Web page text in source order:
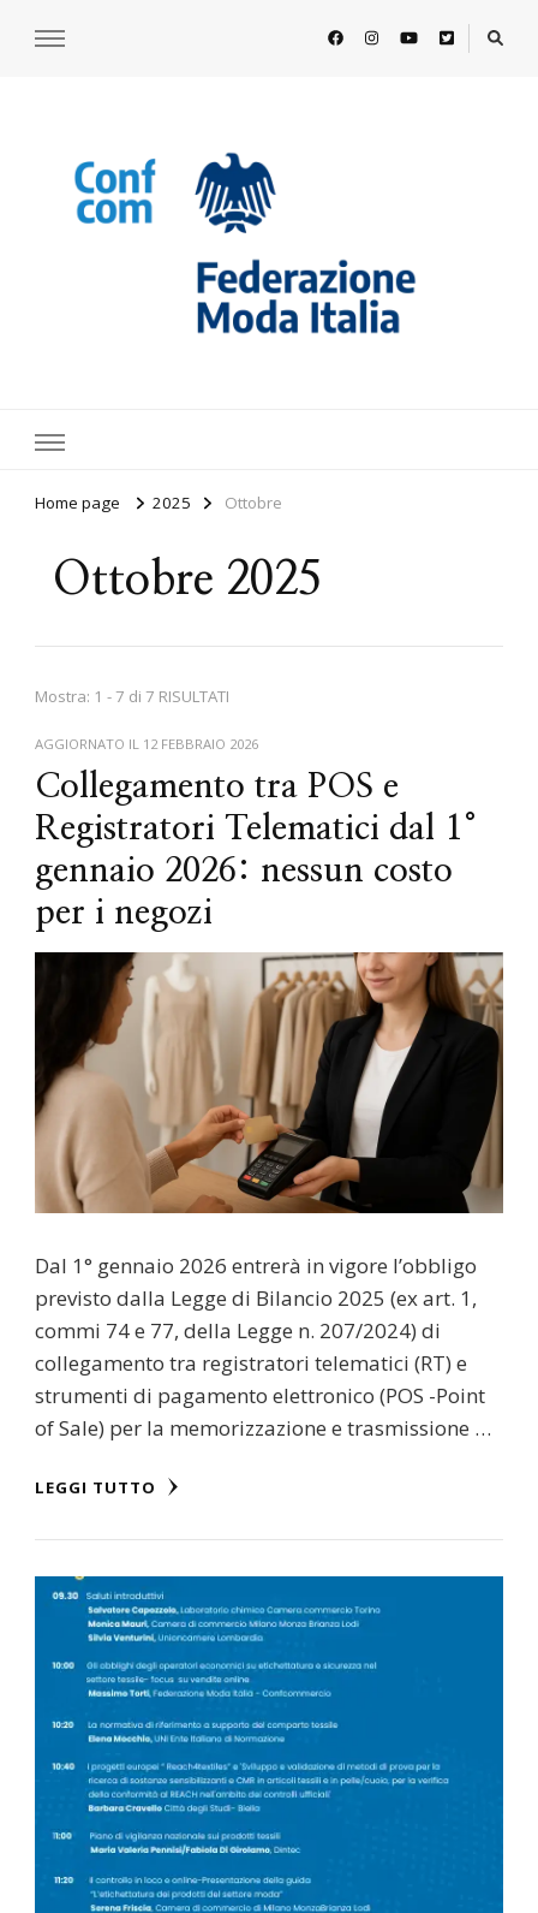
Home page 2025 Ottobre
Ottobre 2025
Mostra: 1 - 7 di 7 RISULTATI
AGGIORNATO IL 12 FEBBRAIO 2026
Collegamento tra POS e
Registratori Telematici dal 1°
gennaio 2026: nessun costo
per i negozi
Dal 1° gennaio 2026 entrerà in vigore l’obbligo
previsto dalla Legge di Bilancio 2025 (ex art. 1,
commi 74 e 77, della Legge n. 207/2024) di
collegamento tra registratori telematici (RT) e
strumenti di pagamento elettronico (POS -Point
of Sale) per la memorizzazione e trasmissione …
LEGGI TUTTO